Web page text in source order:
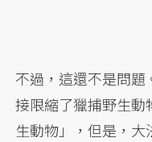
不過，這還不是問題
接限縮了獵捕野生
生動物」，但是，